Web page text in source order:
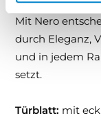
Mit Nero
durch Eleganz,
und in jedem
setzt.
Türblatt: mit